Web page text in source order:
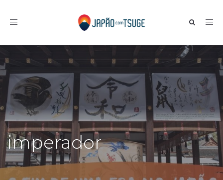
Toggle navigation
imperador